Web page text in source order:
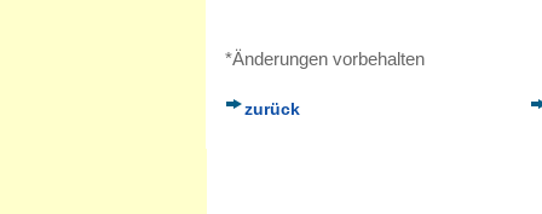
*Änderungen vorbehalten
zurück